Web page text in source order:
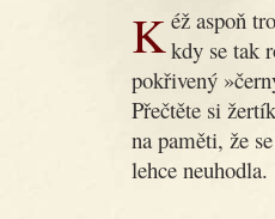
Kéž aspoň trochu přispějí k nápravě obecného vkusu v době,kdy se tak
pokřivený
Přečtěte si
na paměti, že
lehce neuhodla.